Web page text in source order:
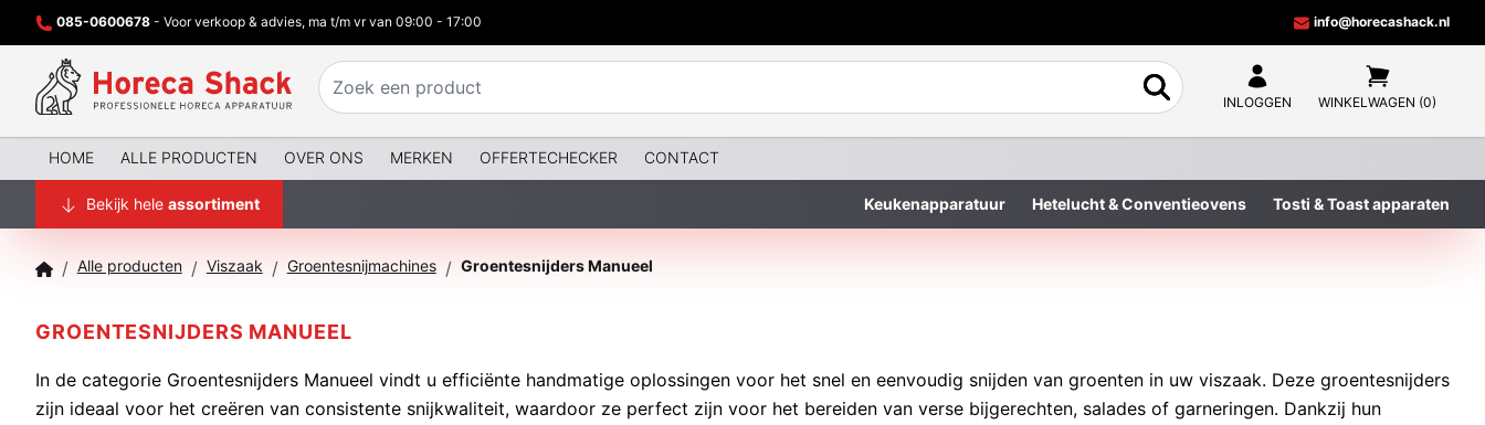
085-0600678 - Voor verkoop & advies, ma t/m vr van 09:00 - 17:00 info@horecashack.nl
INLOGGEN WINKELWAGEN (0)
HOME ALLE PRODUCTEN OVER ONS MERKEN OFFERTECHECKER CONTACT
Bekijk hele assortiment Keukenapparatuur Hetelucht & Conventieovens Tosti & Toast apparaten
/ Alle producten / Viszaak / Groentesnijmachines / Groentesnijders Manueel
GROENTESNIJDERS MANUEEL
In de categorie Groentesnijders Manueel vindt u efficiënte handmatige oplossingen voor het snel en eenvoudig snijden van groenten in uw viszaak. Deze groentesnijders
zijn ideaal voor het creëren van consistente snijkwaliteit, waardoor ze perfect zijn voor het bereiden van verse bijgerechten, salades of garneringen. Dankzij hun